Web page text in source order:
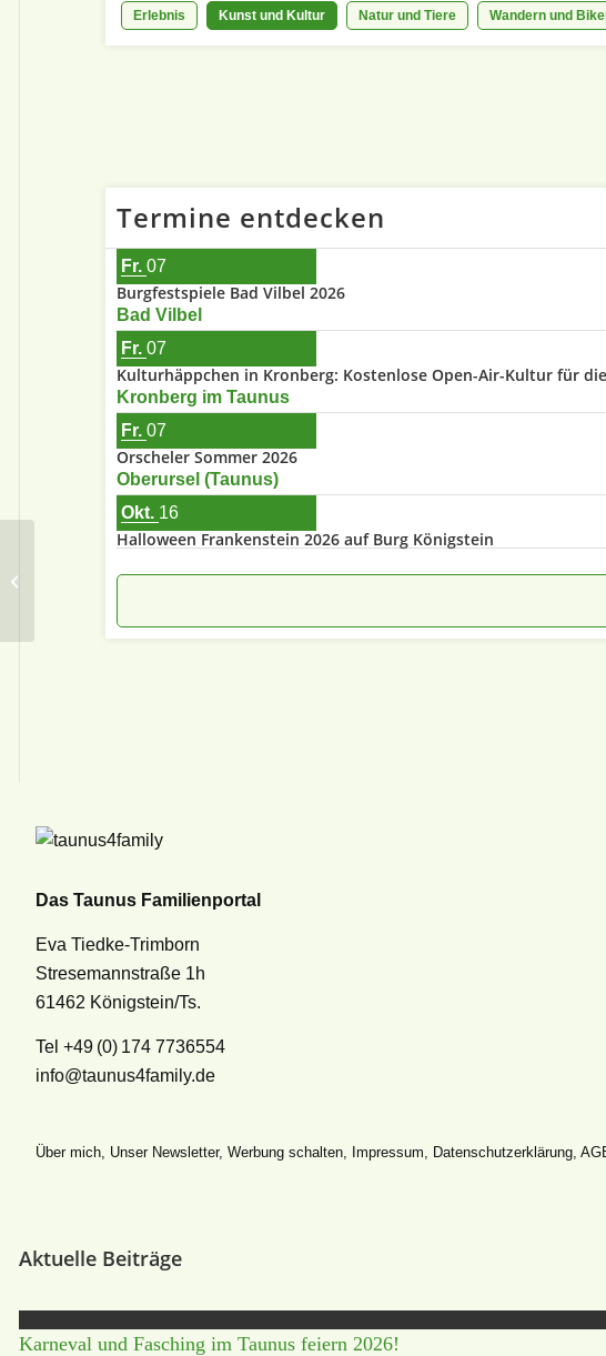
Erlebnis Kunst und Kultur Natur und Tiere Wandern und
Termine entdecken
Fr.07
Burgfestspiele Bad Vilbel 2026
Bad Vilbel
Fr.07
Kulturhäppchen in Kronberg: Kostenlose Open-Air-Kultur für
Kronberg im Taunus
Fr.07
Orscheler Sommer 2026
Oberursel (Taunus)
Okt. 16
Halloween Frankenstein 2026 auf Burg Königstein
Das Taunus Familienportal
Eva Tiedke-Trimborn
Stresemannstraße 1h
61462 Königstein/Ts.
Tel +49 (0) 174 7736554
info@taunus4family.de
Über mich Unser Newsletter, Werbung schalten Impressum Datenschutz­erklärung
Aktuelle Beiträge
Karneval und Fasching im Taunus feiern 2026!
S.G. Oberliederbach e.V.